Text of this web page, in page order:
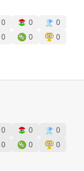
0 0
0
0 0
0
0 0
0
0 0
0